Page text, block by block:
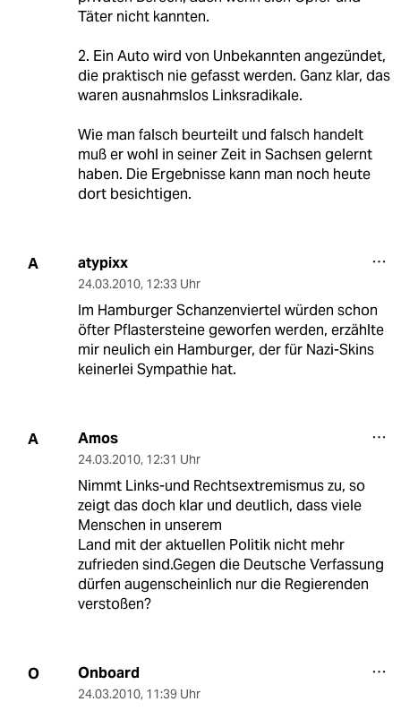
Täter nicht kannten.
2. Ein Auto wird von Unbekannten angezündet,
die praktisch nie gefasst werden. Ganz klar, das
waren ausnahmslos Linksradikale.
Wie man falsch beurteilt und falsch handelt
muß er wohl in seiner Zeit in Sachsen gelernt
haben. Die Ergebnisse kann man noch heute
dort besichtigen.
A atypixx
24.03.2010, 12:33 Uhr
Im Hamburger Schanzenviertel würden schon
öfter Pflastersteine geworfen werden, erzählte
mir neulich ein Hamburger, der für Nazi-Skins
keinerlei Sympathie hat.
A Amos
24.03.2010, 12:31 Uhr
Nimmt Links-und Rechtsextremismus zu, so
zeigt das doch klar und deutlich, dass viele
Menschen in unserem
Land mit der aktuellen Politik nicht mehr
zufrieden sind.Gegen die Deutsche Verfassung
dürfen augenscheinlich nur die Regierenden
verstoßen?
O Onboard
24.03.2010, 11:39 Uhr